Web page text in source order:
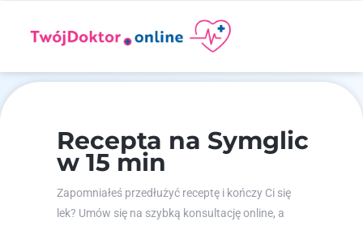
Recepta na Symglic
w 15 min
Zapomniałeś przedłużyć receptę i kończy Ci się
lek? Umów się na szybką konsultację online, a